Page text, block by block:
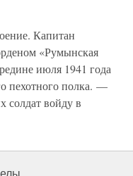
Капитан
«Румынская
июля 1941 года
пехотного полка. —
солдат войду в